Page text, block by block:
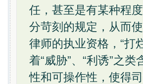
任，甚至是有某种程
分苛刻的规定，从而
律师的执业资格，“打
着“威胁”、“利诱”之
性和可操作性，使得